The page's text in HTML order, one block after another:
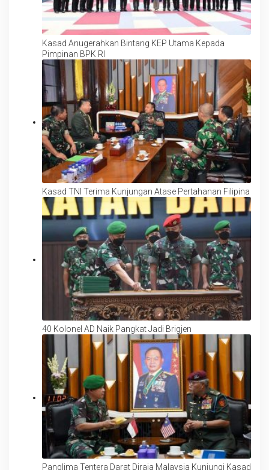
Kasad Anugerahkan Bintang KEP Utama Kepada
Pimpinan BPK RI
Kasad TNI Terima Kunjungan Atase Pertahanan Filipina
40 Kolonel AD Naik Pangkat Jadi Brigjen
Panglima Tentera Darat Diraja Malaysia Kunjungi Kasad